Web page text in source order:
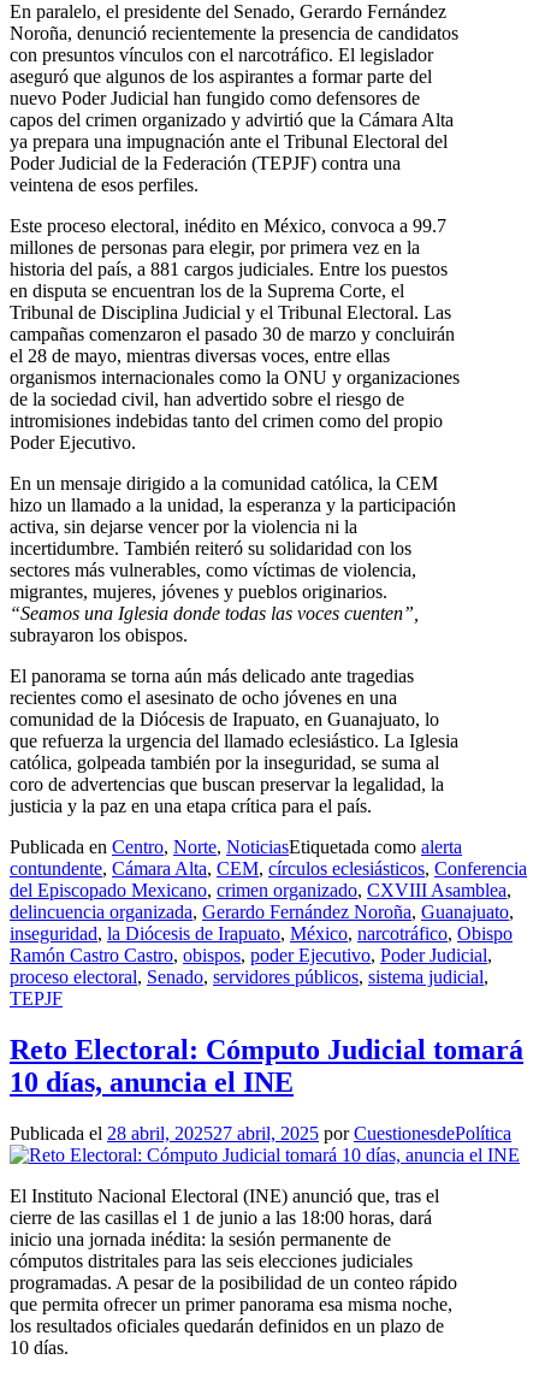
En paralelo, el presidente del Senado, Gerardo Fernández
Noroña, denunció recientemente la presencia de candidatos
con presuntos vínculos con el narcotráfico. El legislador
aseguró que algunos de los aspirantes a formar parte del
nuevo Poder Judicial han fungido como defensores de
capos del crimen organizado y advirtió que la Cámara Alta
ya prepara una impugnación ante el Tribunal Electoral del
Poder Judicial de la Federación (TEPJF) contra una
veintena de esos perfiles.
Este proceso electoral, inédito en México, convoca a 99.7
millones de personas para elegir, por primera vez en la
historia del país, a 881 cargos judiciales. Entre los puestos
en disputa se encuentran los de la Suprema Corte, el
Tribunal de Disciplina Judicial y el Tribunal Electoral. Las
campañas comenzaron el pasado 30 de marzo y concluirán
el 28 de mayo, mientras diversas voces, entre ellas
organismos internacionales como la ONU y organizaciones
de la sociedad civil, han advertido sobre el riesgo de
intromisiones indebidas tanto del crimen como del propio
Poder Ejecutivo.
En un mensaje dirigido a la comunidad católica, la CEM
hizo un llamado a la unidad, la esperanza y la participación
activa, sin dejarse vencer por la violencia ni la
incertidumbre. También reiteró su solidaridad con los
sectores más vulnerables, como víctimas de violencia,
migrantes, mujeres, jóvenes y pueblos originarios.
“Seamos una Iglesia donde todas las voces cuenten”,
subrayaron los obispos.
El panorama se torna aún más delicado ante tragedias
recientes como el asesinato de ocho jóvenes en una
comunidad de la Diócesis de Irapuato, en Guanajuato, lo
que refuerza la urgencia del llamado eclesiástico. La Iglesia
católica, golpeada también por la inseguridad, se suma al
coro de advertencias que buscan preservar la legalidad, la
justicia y la paz en una etapa crítica para el país.
Publicada en Centro, Norte, NoticiasEtiquetada como alerta
contundente, Cámara Alta, CEM, círculos eclesiásticos, Conferencia
del Episcopado Mexicano, crimen organizado, CXVIII Asamblea,
delincuencia organizada, Gerardo Fernández Noroña, Guanajuato,
inseguridad, la Diócesis de Irapuato, México, narcotráfico, Obispo
Ramón Castro Castro, obispos, poder Ejecutivo, Poder Judicial,
proceso electoral, Senado, servidores públicos, sistema judicial,
TEPJF
Reto Electoral: Cómputo Judicial tomará
10 días, anuncia el INE
Publicada el 28 abril, 202527 abril, 2025 porCuestionesdePolítica
El Instituto Nacional Electoral (INE) anunció que, tras el
cierre de las casillas el 1 de junio a las 18:00 horas, dará
inicio una jornada inédita: la sesión permanente de
cómputos distritales para las seis elecciones judiciales
programadas. A pesar de la posibilidad de un conteo rápido
que permita ofrecer un primer panorama esa misma noche,
los resultados oficiales quedarán definidos en un plazo de
10 días.